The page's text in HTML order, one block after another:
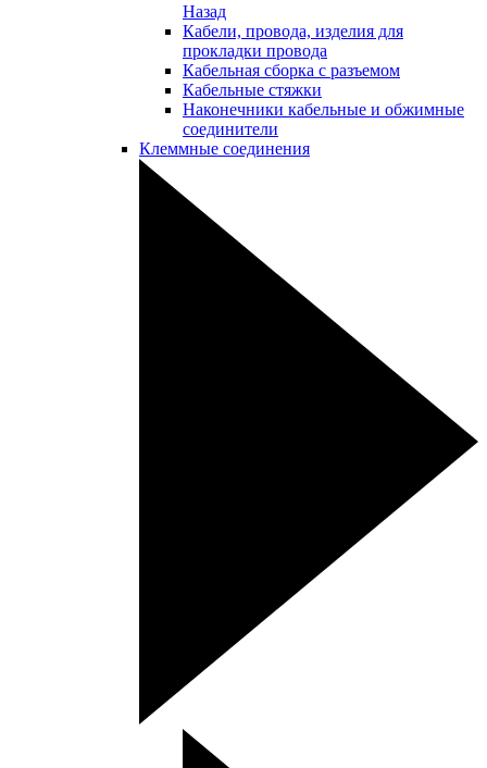
Назад
Кабели, провода, изделия для
прокладки провода
Кабельная сборка с разъемом
Кабельные стяжки
Наконечники кабельные и обжимные
соединители
Клеммные соединения